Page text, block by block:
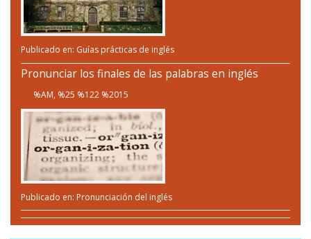
Publicado en: Guías prácticas de inglés
Pronunciar los finales de las palabras en inglés
%AM, %25 %122 %2015
Publicado en: Pronunciación del inglés